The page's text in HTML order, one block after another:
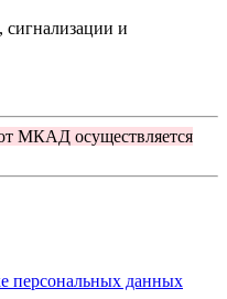
сигнализации и
МКАД осуществляется
персональных данных